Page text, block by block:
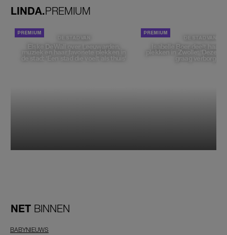
LINDA.PREMIUM
DE STAD VAN
Elske DeWall over Leeuwarden,
muziek en haar favoriete plekken in
de stad: 'Een stad die voelt als thuis'
DE STAD VAN
Isabelle Boer deelt haar
plekken in Zwolle: 'Deze
graag verborgen'
NET BINNEN
BABYNIEUWS